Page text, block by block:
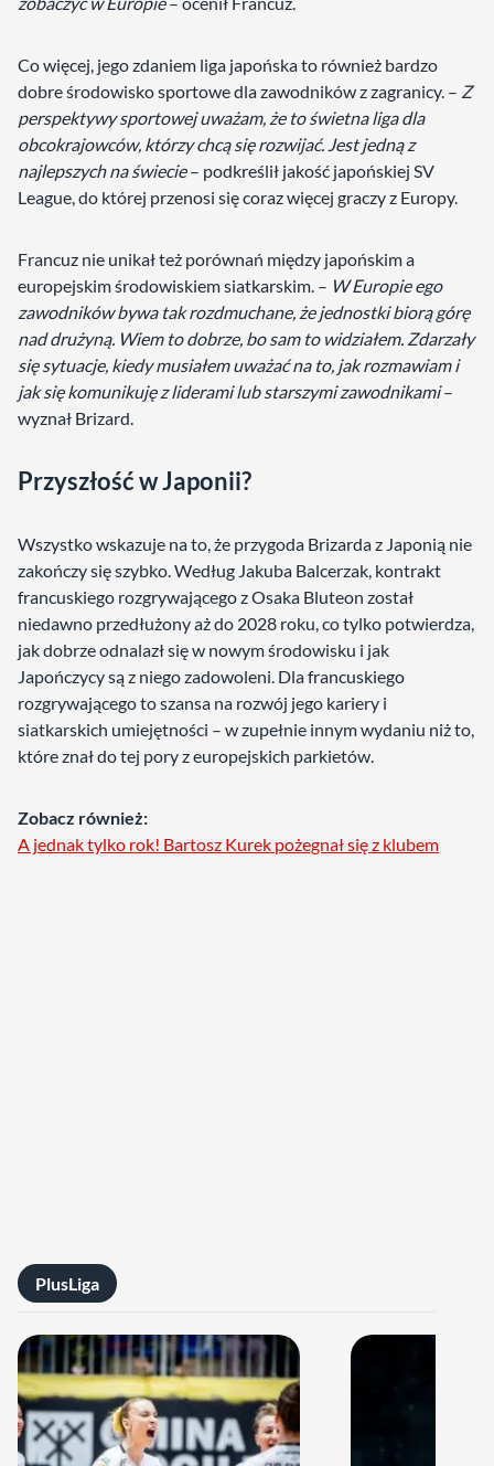
Co więcej, jego zdaniem liga japońska to również bardzo
dobre środowisko sportowe dla zawodników z zagranicy. – Z
perspektywy sportowej uważam, że to świetna liga dla
obcokrajowców, którzy chcą się rozwijać. Jest jedną z
najlepszych na świecie– podkreślił jakość japońskiej SV
League, do której przenosi się coraz więcej graczy z Europy.
Francuz nie unikał też porównań między japońskim a
europejskim środowiskiem siatkarskim. – W Europie ego
zawodników bywa tak rozdmuchane, że jednostki biorą górę
nad drużyną. Wiem to dobrze, bo sam to widziałem. Zdarzały
się sytuacje, kiedy musiałem uważać na to, jak rozmawiam i
jak się komunikuję z liderami lub starszymi zawodnikami–
wyznał Brizard.
Przyszłość w Japonii?
Wszystko wskazuje na to, że przygoda Brizarda z Japonią nie
zakończy się szybko. Według Jakuba Balcerzak, kontrakt
francuskiego rozgrywającego z Osaka Bluteon został
niedawno przedłużony aż do 2028 roku, co tylko potwierdza,
jak dobrze odnalazł się w nowym środowisku i jak
Japończycy są z niego zadowoleni. Dla francuskiego
rozgrywającego to szansa na rozwój jego kariery i
siatkarskich umiejętności – w zupełnie innym wydaniu niż to,
które znał do tej pory z europejskich parkietów.
Zobacz również:
A jednak tylko rok! Bartosz Kurek pożegnał się z klubem
PlusLiga